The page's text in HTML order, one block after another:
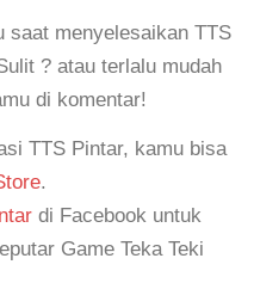
saat menyelesaikan TTS
? atau terlalu mudah
di komentar!
TTS Pintar, kamu bisa
.
di Facebook untuk
Game Teka Teki